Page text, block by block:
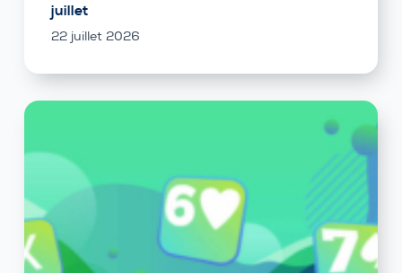
juillet
22 juillet 2026